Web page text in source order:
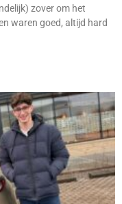
zover om het
waren goed, altijd hard